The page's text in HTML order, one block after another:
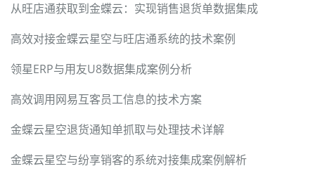
从旺店通获取到金蝶云：实现销售退货单数据集成
高效对接金蝶云星空与旺店通系统的技术案例
领星ERP与用友U8数据集成案例分析
高效调用网易互客员工信息的技术方案
金蝶云星空退货通知单抓取与处理技术详解
金蝶云星空与纷享销客的系统对接集成案例解析